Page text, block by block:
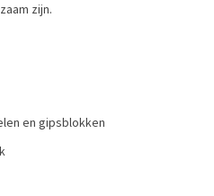
zijn.
en gipsblokken